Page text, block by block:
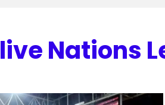
live Nations